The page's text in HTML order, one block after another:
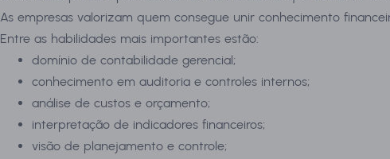
As empresas valorizam quem consegue unir conhecimento
Entre as habilidades mais importantes estão:
domínio de contabilidade gerencial;
conhecimento em auditoria e controles internos;
análise de custos e orçamento;
interpretação de indicadores financeiros;
visão de planejamento e controle;